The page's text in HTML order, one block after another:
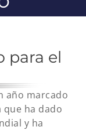
para el
año marcado
que ha dado
y ha